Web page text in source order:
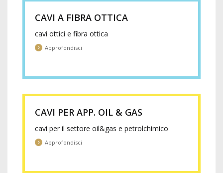
CAVI A FIBRA OTTICA
cavi ottici e fibra ottica
Approfondisci
CAVI PER APP. OIL & GAS
cavi per il settore oil&gas e petrolchimico
Approfondisci